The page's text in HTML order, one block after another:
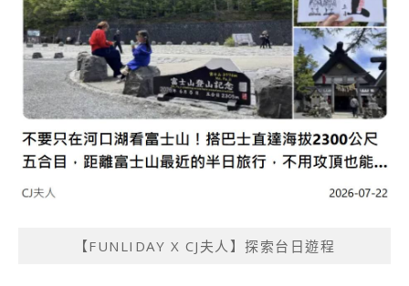
【FUNLIDAY X CJ夫人】探索台日遊程